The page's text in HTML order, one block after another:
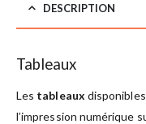
DESCRIPTION
Tableaux
Les tableaux
l’impression numérique